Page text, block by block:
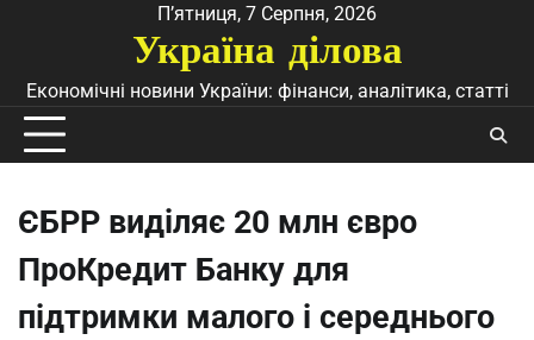
П’ятниця, 7 Серпня, 2026
Україна ділова
Економічні новини України: фінанси, аналітика, статті
ЄБРР виділяє 20 млн євро
ПроКредит Банку для
підтримки малого і середнього